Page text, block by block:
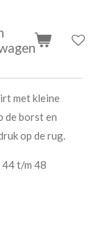
met kleine
de borst en
op de rug.
44 t/m 48